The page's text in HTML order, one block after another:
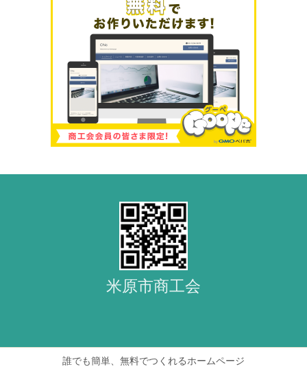
米原市商工会
誰でも簡単、無料でつくれるホームページ